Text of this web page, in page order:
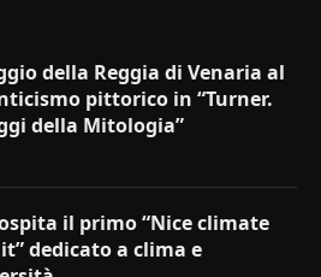
della Reggia di Venaria al
pittorico in “Turner.
della Mitologia”
il primo “Nice climate
dedicato a clima e